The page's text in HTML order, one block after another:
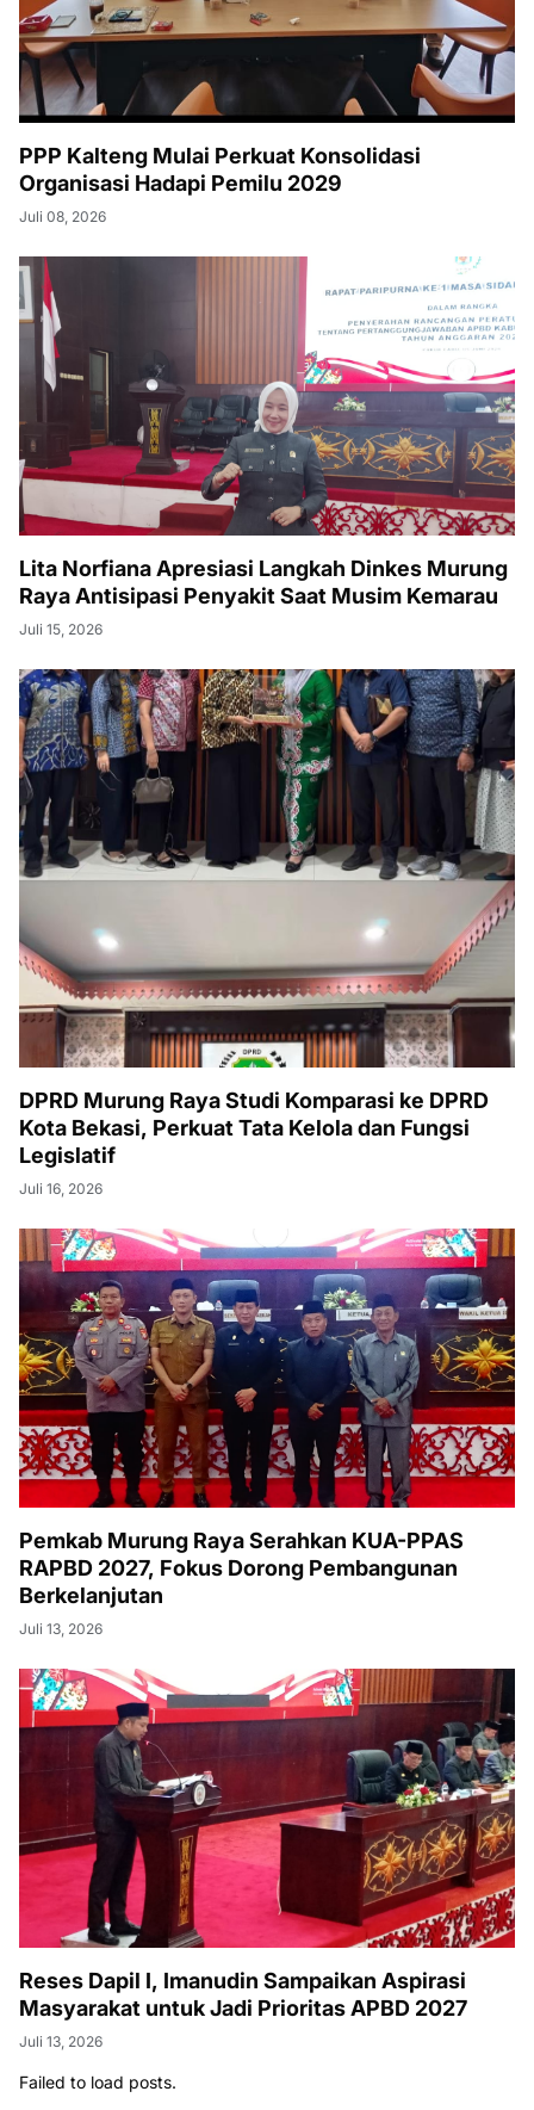
PPP Kalteng Mulai Perkuat Konsolidasi
Organisasi Hadapi Pemilu 2029
Juli 08, 2026
Lita Norfiana Apresiasi Langkah Dinkes Murung
Raya Antisipasi Penyakit Saat Musim Kemarau
Juli 15, 2026
DPRD Murung Raya Studi Komparasi ke DPRD
Kota Bekasi, Perkuat Tata Kelola dan Fungsi
Legislatif
Juli 16, 2026
Pemkab Murung Raya Serahkan KUA-PPAS
RAPBD 2027, Fokus Dorong Pembangunan
Berkelanjutan
Juli 13, 2026
Reses Dapil I, Imanudin Sampaikan Aspirasi
Masyarakat untuk Jadi Prioritas APBD 2027
Juli 13, 2026
Failed to load posts.